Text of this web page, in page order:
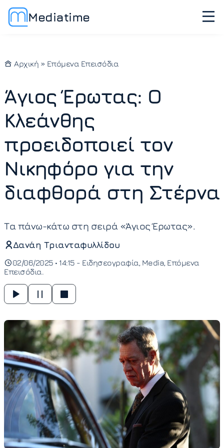
Mediatime
Αρχική » Επόμενα Επεισόδια
Άγιος Έρωτας: Ο
Κλεάνθης
προειδοποιεί τον
Νικηφόρο για την
διαφθορά στη Στέρνα
Τα πάνω-κάτω στη σειρά «Άγιος Έρωτας».
Δανάη Τριανταφυλλίδου
02/06/2025 • 14:15 - Ειδησεογραφία Media Επόμενα
Επεισόδια